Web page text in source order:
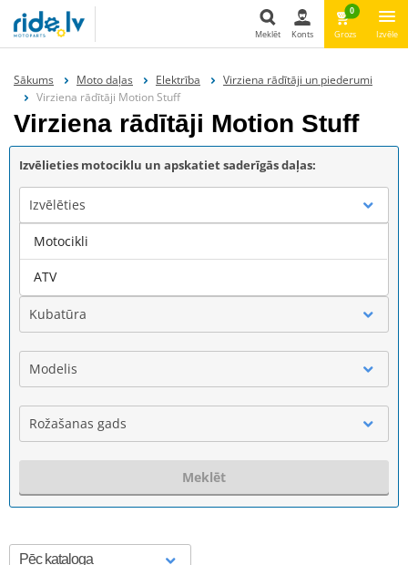
Meklēt
Meklēt Konts
0
Grozs Izvēle
Sākums Moto daļas Elektrība
Virziena rādītāji un piederumi
Virziena rādītāji Motion Stuff
Virziena rādītāji Motion Stuff
Izvēlieties motociklu un apskatiet saderīgās daļas:
Izvēlēties
Marka
Kubatūra
Modelis
Rožašanas gads
Meklēt
Motocikli
ATV